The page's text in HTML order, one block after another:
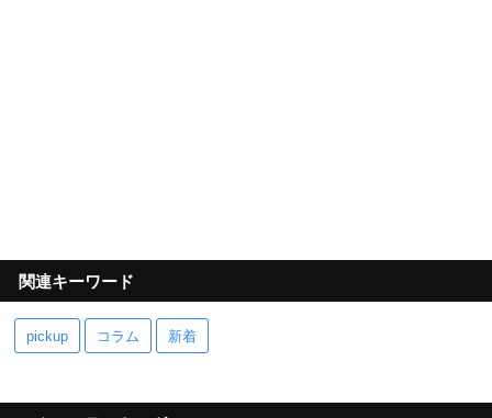
関連キーワード
pickup コラム 新着